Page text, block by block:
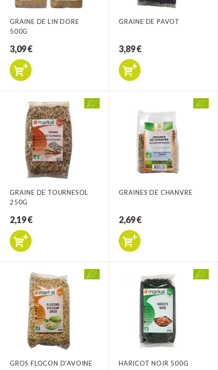
GRAINE DE LIN DORE
500G
3,09 €
GRAINE DE PAVOT
3,89 €
GRAINE DE TOURNESOL
250G
2,19 €
GRAINES DE CHANVRE
2,69 €
GROS FLOCON D'AVOINE HARICOT NOIR 500G